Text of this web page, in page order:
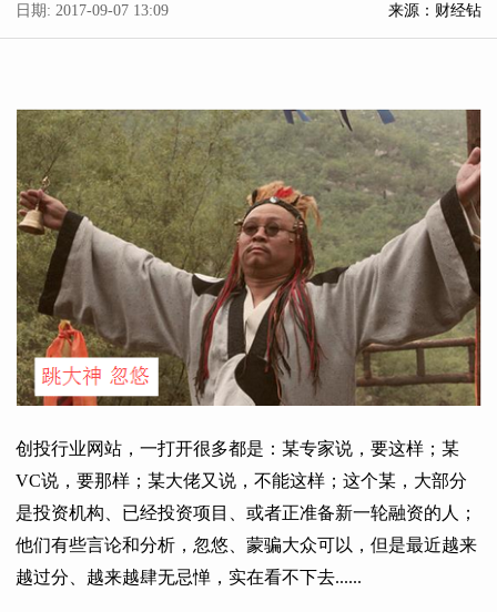
日期: 2017-09-07 13:09 来源：财经钻
创投行业网站，一打开很多都是：某专家说，要这样；某
VC说，要那样；某大佬又说，不能这样；这个某，大部分
是投资机构、已经投资项目、或者正准备新一轮融资的人；
他们有些言论和分析，忽悠、蒙骗大众可以，但是最近越来
越过分、越来越肆无忌惮，实在看不下去......